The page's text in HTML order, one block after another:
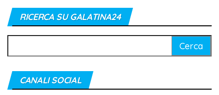
RICERCA SU GALATINA24
per:
CANALI SOCIAL